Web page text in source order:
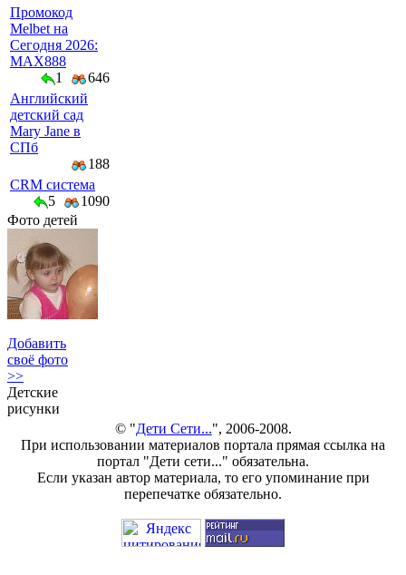
Промокод
Melbet на
Сегодня 2026:
MAX888
1
646
Английский
детский сад
Mary Jane в
СПб
188
CRM система
5
1090
Фото детей
Добавить
своё фото
>>
Детские
рисунки
© "Дети Сети...", 2006-2008.
При использовании материалов портала прямая ссылка на
портал "Дети сети..." обязательна.
Если указан автор материала, то его упоминание при
перепечатке обязательно.